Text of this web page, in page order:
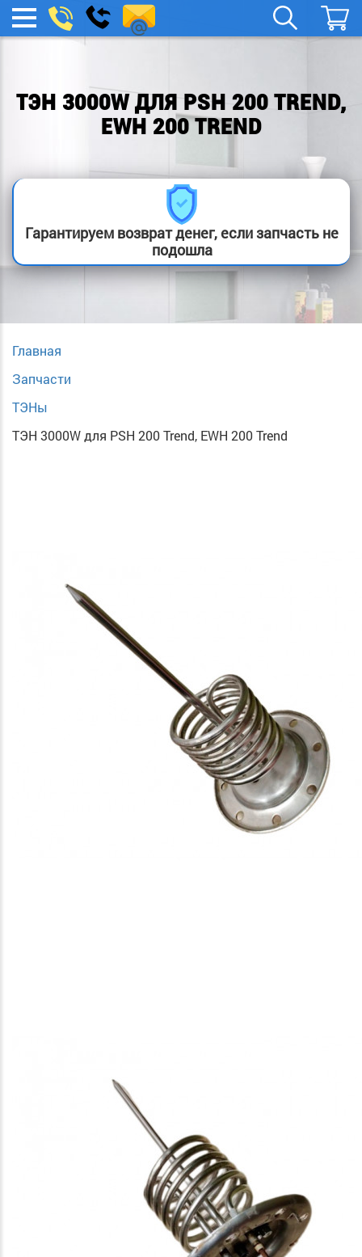
МЕНЮ
boylera@yandex.ru
Заказать
звонок
ТЭН 3000W ДЛЯ PSH 200 TREND,
EWH 200 TREND
Гарантируем возврат денег, если запчасть не
подошла
Главная
Запчасти
ТЭНы
ТЭН 3000W для PSH 200 Trend, EWH 200 Trend